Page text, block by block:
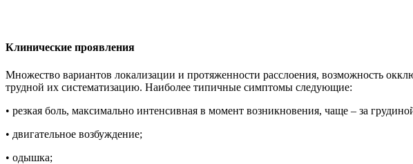
Клинические проявления
Множество вариантов локализации и протяженности расслоения, возможность
трудной их систематизацию. Наиболее типичные симптомы следующие:
• резкая боль, максимально интенсивная в момент возникновения, чаще – за
• двигательное возбуждение;
• одышка;